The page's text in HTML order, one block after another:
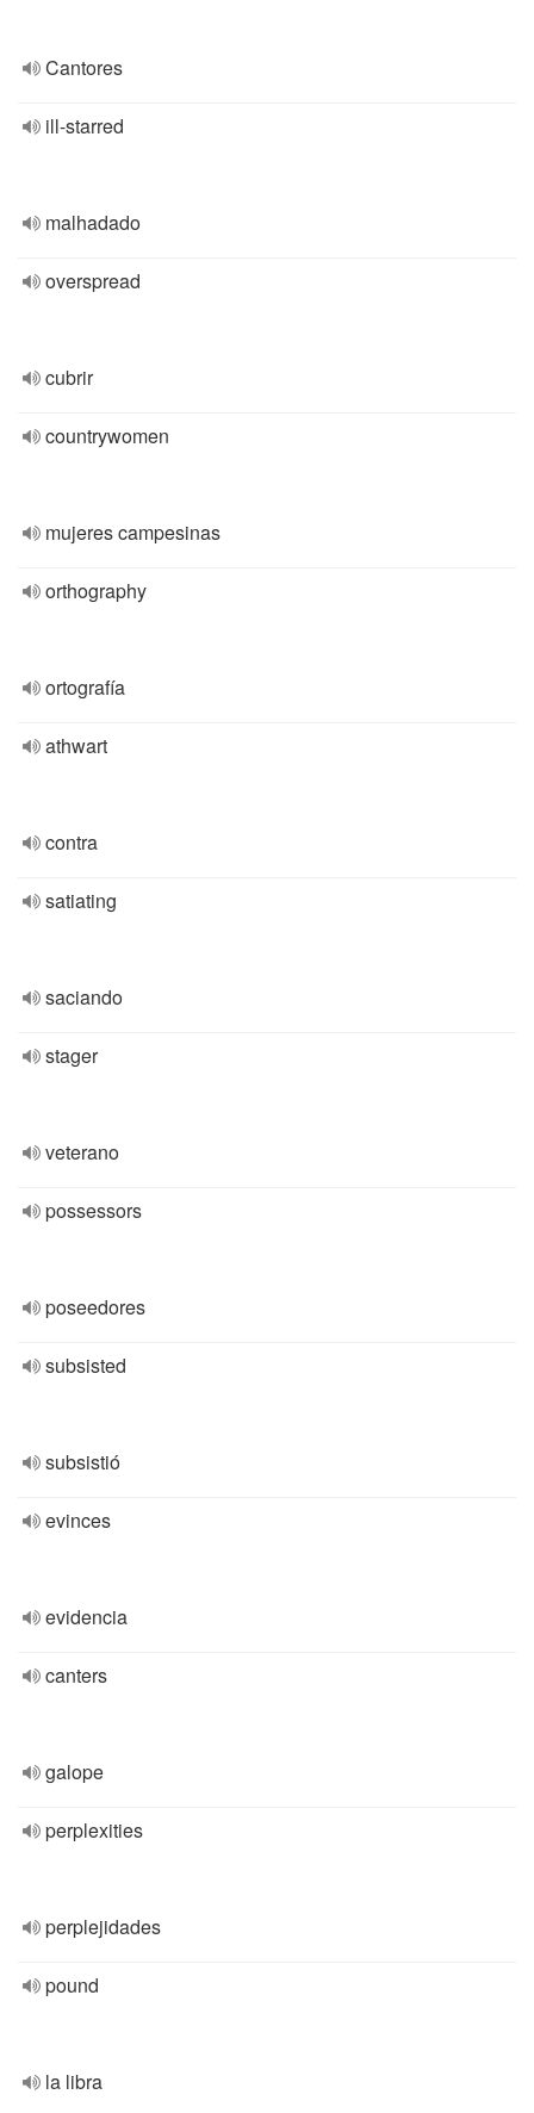
Cantores
ill-starred
malhadado
overspread
cubrir
countrywomen
mujeres campesinas
orthography
ortografía
athwart
contra
satiating
saciando
stager
veterano
possessors
poseedores
subsisted
subsistió
evinces
evidencia
canters
galope
perplexities
perplejidades
pound
la libra